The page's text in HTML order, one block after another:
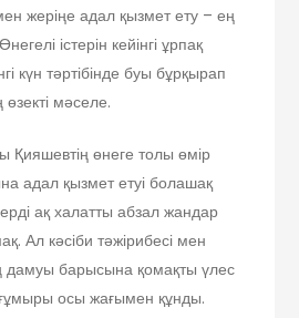
жеріңе адал қызмет ету – ең
істерін кейінгі ұрпақ
күн тәртібінде буы бұрқырап
мәселе.
Қияшевтің өнеге толы өмір
адал қызмет етуі болашақ
ақ халатты абзал жандар
Ал кәсіби тәжірибесі мен
дамуы барысына қомақты үлес
осы жағымен құнды.